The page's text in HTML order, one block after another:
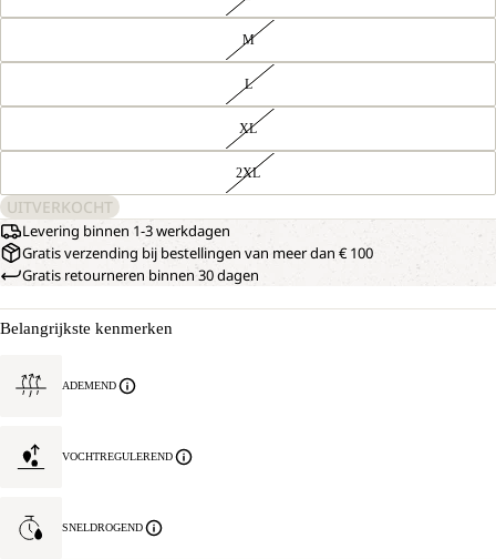
M
L
XL
2XL
UITVERKOCHT
Levering binnen 1-3 werkdagen
Gratis verzending bij bestellingen van meer dan € 100
Gratis retourneren binnen 30 dagen
Belangrijkste kenmerken
ADEMEND
VOCHTREGULEREND
SNELDROGEND